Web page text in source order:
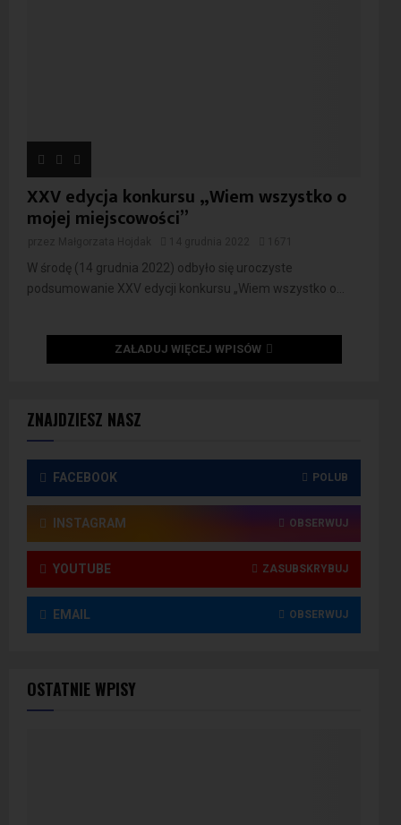
ZNAJDZIESZ NASZ
FACEBOOK POLUB
INSTAGRAM OBSERWUJ
YOUTUBE ZASUBSKRYBUJ
EMAIL OBSERWUJ
OSTATNIE WPISY
XXV edycja konkursu „Wiem wszystko o
mojej miejscowości”
W środę (14 grudnia 2022) odbyło się uroczyste
podsumowanie XXV edycji konkursu „Wiem wszystko o...
ZAŁADUJ WIĘCEJ WPISÓW